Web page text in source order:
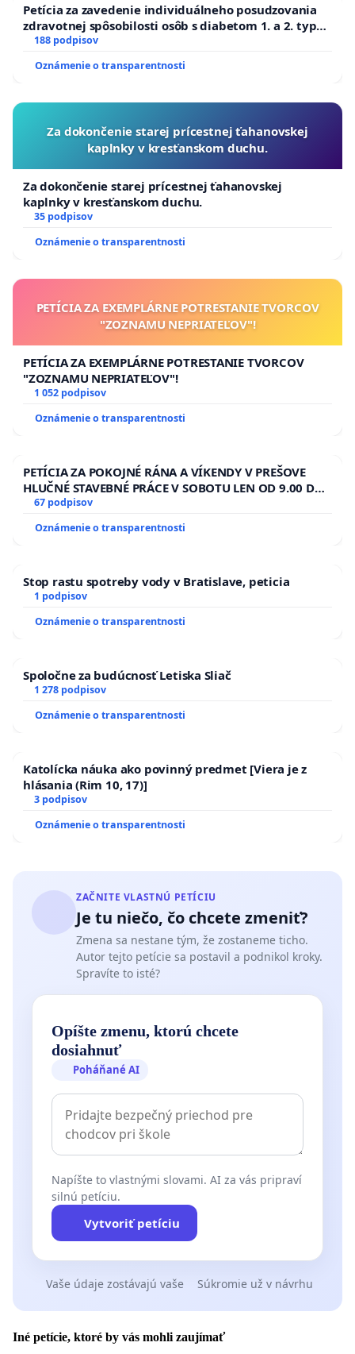
Petícia za zavedenie individuálneho posudzovania
zdravotnej spôsobilosti osôb s diabetom 1. a 2. typu
pri prijímaní do Policajného zboru SR
188 podpisov
Oznámenie o transparentnosti
Za dokončenie starej prícestnej ťahanovskej
kaplnky v kresťanskom duchu.
Za dokončenie starej prícestnej ťahanovskej
kaplnky v kresťanskom duchu.
35 podpisov
Oznámenie o transparentnosti
PETÍCIA ZA EXEMPLÁRNE POTRESTANIE TVORCOV
"ZOZNAMU NEPRIATEĽOV"!
PETÍCIA ZA EXEMPLÁRNE POTRESTANIE TVORCOV
"ZOZNAMU NEPRIATEĽOV"!
1 052 podpisov
Oznámenie o transparentnosti
PETÍCIA ZA POKOJNÉ RÁNA A VÍKENDY V PREŠOVE
HLUČNÉ STAVEBNÉ PRÁCE V SOBOTU LEN OD 9.00 DO
13.00 HOD., CEZ PRACOVNÝ TÝŽDEŇ CIEĽ 8.00 – 18.00
ĎUMBIERSKEJ/MAGU
67 podpisov
Oznámenie o transparentnosti
Stop rastu spotreby vody v Bratislave, peticia
1 podpisov
Oznámenie o transparentnosti
Spoločne za budúcnosť Letiska Sliač
1 278 podpisov
Oznámenie o transparentnosti
Katolícka náuka ako povinný predmet [Viera je z
hlásania (Rim 10, 17)]
3 podpisov
Oznámenie o transparentnosti
ZAČNITE VLASTNÚ PETÍCIU
Je tu niečo, čo chcete zmeniť?
Zmena sa nestane tým, že zostaneme ticho.
Autor tejto petície sa postavil a podnikol kroky.
Spravíte to isté?
Opíšte zmenu, ktorú chcete
dosiahnuť
Poháňané AI
Napíšte to vlastnými slovami. AI za vás pripraví
silnú petíciu.
Vytvoriť petíciu
Vaše údaje zostávajú vaše Súkromie už v návrhu
Iné petície, ktoré by vás mohli zaujímať